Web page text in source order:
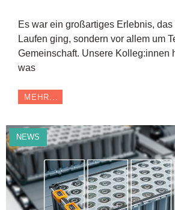
Es war ein großartiges Erlebnis,
Laufen ging, sondern vor allem um
Gemeinschaft. Unsere Kolleg:innen
was
MEHR...
NEWS